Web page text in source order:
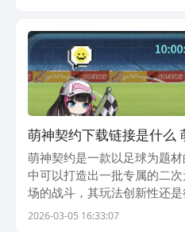
暗影...
萌神契约下载链接是什么
萌神契约是一款以足球为题
中可以打造出一批专属的二
场的战斗，其玩法创新性还
亮，很多玩家就会问萌神契约
2026-03-05 16:33:07